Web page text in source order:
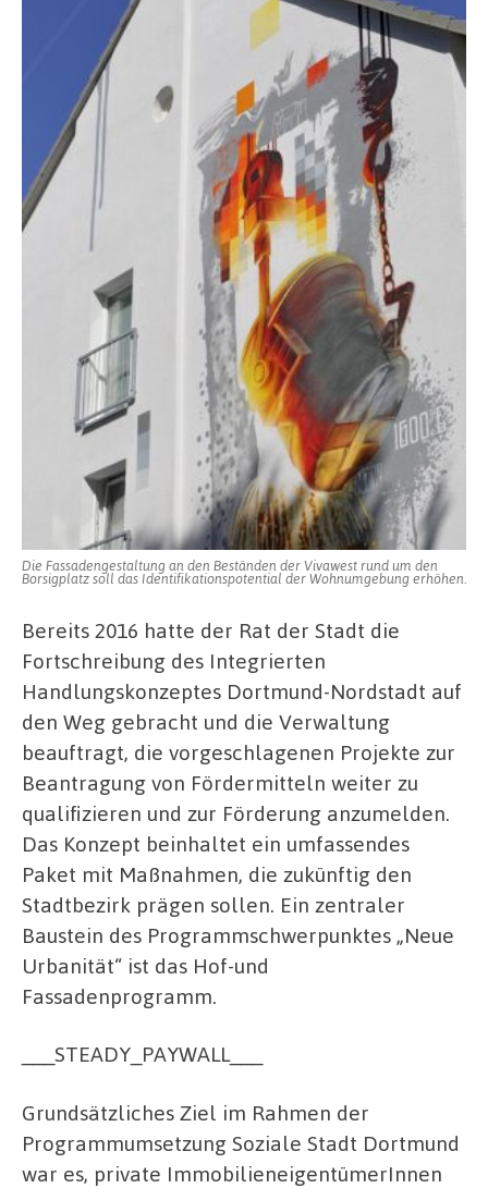
Die Fassadengestaltung an den Beständen der Vivawest rund um den
Borsigplatz soll das Identifikationspotential der Wohnumgebung erhöhen.
Bereits 2016 hatte der Rat der Stadt die
Fortschreibung des Integrierten
Handlungskonzeptes Dortmund-Nordstadt auf
den Weg gebracht und die Verwaltung
beauftragt, die vorgeschlagenen Projekte zur
Beantragung von Fördermitteln weiter zu
qualifizieren und zur Förderung anzumelden.
Das Konzept beinhaltet ein umfassendes
Paket mit Maßnahmen, die zukünftig den
Stadtbezirk prägen sollen. Ein zentraler
Baustein des Programmschwerpunktes „Neue
Urbanität“ ist das Hof-und
Fassadenprogramm.
___STEADY_PAYWALL___
Grundsätzliches Ziel im Rahmen der
Programmumsetzung Soziale Stadt Dortmund
war es, private ImmobilieneigentümerInnen